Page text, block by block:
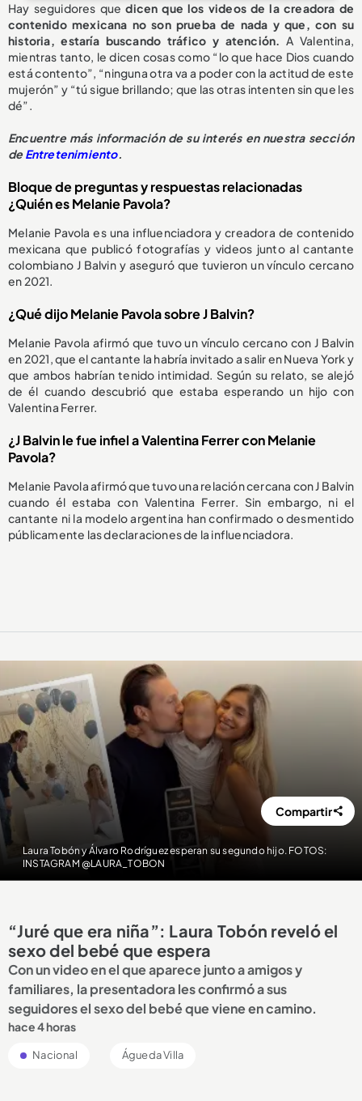
Hay seguidores quedicen que los videos de la creadora de
contenido mexicana no son prueba de nada y que, con su
historia, estaría buscando tráfico y atención. A Valentina,
mientras tanto, le dicen cosas como “lo que hace Dios cuando
está contento”, “ninguna otra va a poder con la actitud de este
mujerón” y “tú sigue brillando; que las otras intenten sin que les
dé”.
Encuentre más información de su interés en nuestra sección
deEntretenimiento.
Bloque de preguntas y respuestas relacionadas
¿Quién es Melanie Pavola?
Melanie Pavola es una influenciadora y creadora de contenido
mexicana que publicó fotografías y videos junto al cantante
colombiano J Balvin y aseguró que tuvieron un vínculo cercano
en 2021.
¿Qué dijo Melanie Pavola sobre J Balvin?
Melanie Pavola afirmó que tuvo un vínculo cercano con J Balvin
en 2021, que el cantante la habría invitado a salir en Nueva York y
que ambos habrían tenido intimidad. Según su relato, se alejó
de él cuando descubrió que estaba esperando un hijo con
Valentina Ferrer.
¿J Balvin le fue infiel a Valentina Ferrer con Melanie
Pavola?
Melanie Pavola afirmó que tuvo una relación cercana con J Balvin
cuando él estaba con Valentina Ferrer. Sin embargo, ni el
cantante ni la modelo argentina han confirmado o desmentido
públicamente las declaraciones de la influenciadora.
Laura Tobón y Álvaro Rodríguez esperan su segundo hijo. FOTOS:
INSTAGRAM @LAURA_TOBON
Compartir
“Juré que era niña”: Laura Tobón reveló el
sexo del bebé que espera
Con un video en el que aparece junto a amigos y
familiares, la presentadora les confirmó a sus
seguidores el sexo del bebé que viene en camino.
hace 4 horas
Nacional Águeda Villa